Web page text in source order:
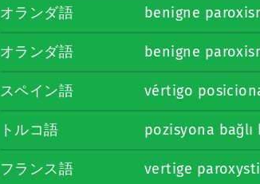
オランダ語 benigne
オランダ語 benigne
スペイン語 vértigo
トルコ語 pozisyona bağlı
フランス語 vertige